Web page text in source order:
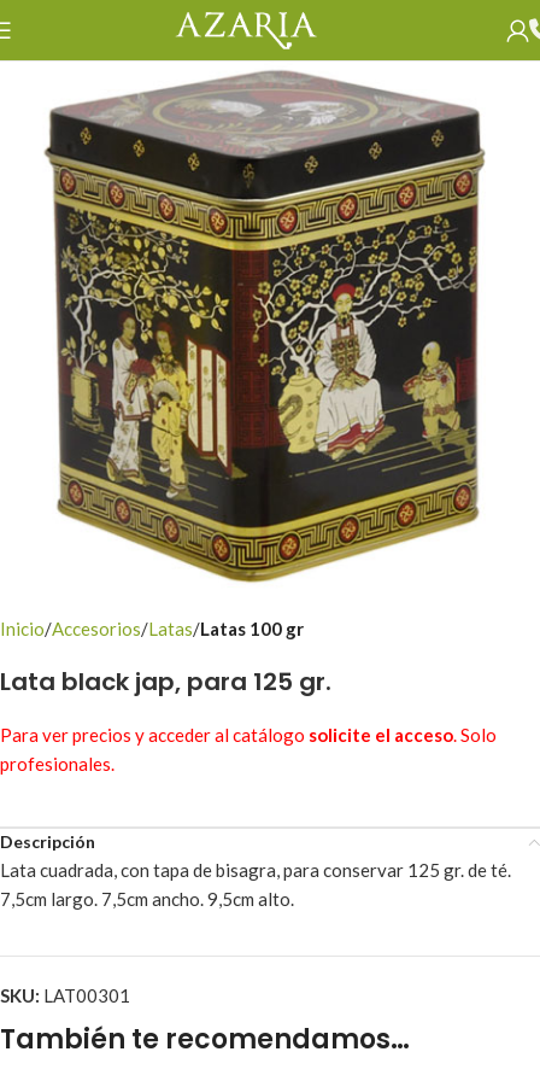
Inicio Accesorios Latas Latas 100 gr
Lata black jap, para 125 gr.
Para ver precios y acceder al catálogo solicite el acceso. Solo
profesionales.
Descripción
Lata cuadrada, con tapa de bisagra, para conservar 125 gr. de té.
7,5cm largo. 7,5cm ancho. 9,5cm alto.
SKU: LAT00301
También te recomendamos…